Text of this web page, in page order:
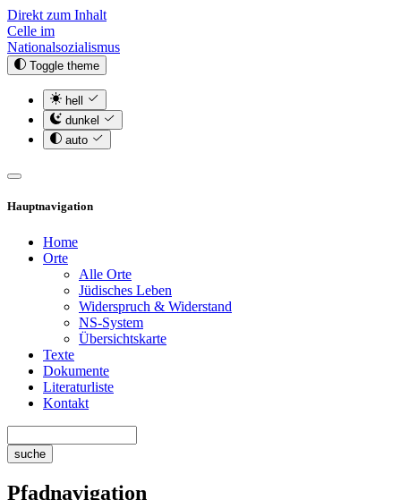
Direkt zum Inhalt
Celle im
Nationalsozialismus
Toggle theme
hell
dunkel
auto
Hauptnavigation
Home
Orte
Alle Orte
Jüdisches Leben
Widerspruch & Widerstand
NS-System
Übersichtskarte
Texte
Dokumente
Literaturliste
Kontakt
Pfadnavigation